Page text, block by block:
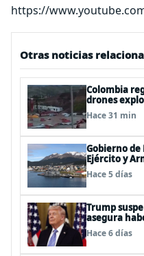
https://
Otras noticias
Colombia
drones
de De la
Hace 31 min
Gobierno
Ejército y
Hace 5 días
Trump
asegura
acuerdo»
Hace 6 días